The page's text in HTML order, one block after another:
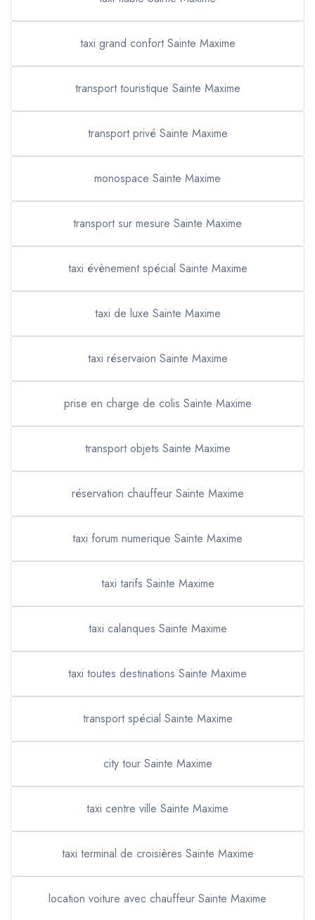
taxi grand confort Sainte Maxime
transport touristique Sainte Maxime
transport privé Sainte Maxime
monospace Sainte Maxime
transport sur mesure Sainte Maxime
taxi évènement spécial Sainte Maxime
taxi de luxe Sainte Maxime
taxi réservaion Sainte Maxime
prise en charge de colis Sainte Maxime
transport objets Sainte Maxime
réservation chauffeur Sainte Maxime
taxi forum numerique Sainte Maxime
taxi tarifs Sainte Maxime
taxi calanques Sainte Maxime
taxi toutes destinations Sainte Maxime
transport spécial Sainte Maxime
city tour Sainte Maxime
taxi centre ville Sainte Maxime
taxi terminal de croisières Sainte Maxime
location voiture avec chauffeur Sainte Maxime